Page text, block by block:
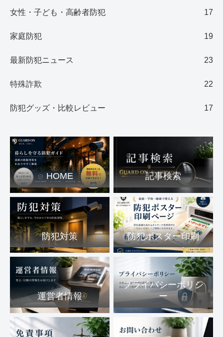
女性・子ども・高齢者防犯 17
家庭防犯 19
最新防犯ニュース 23
特殊詐欺 22
防犯グッズ・比較レビュー 17
HOME 記事検索
防犯対策 防犯ポスター印刷
運営者情報
プライバシーポリシ
ー